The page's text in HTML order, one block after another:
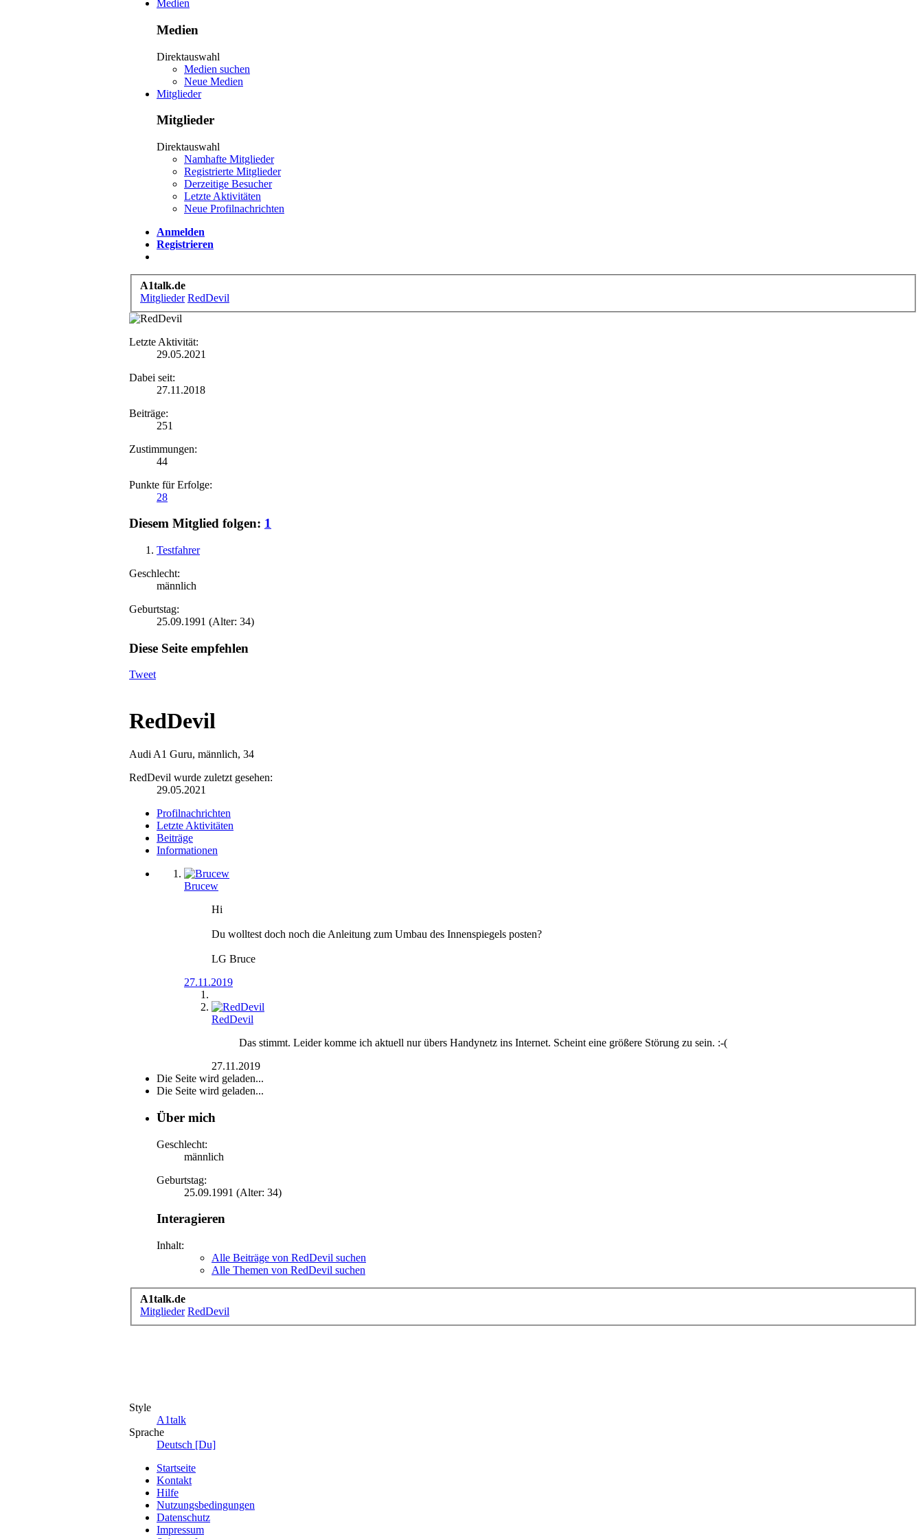
Medien
Medien
Direktauswahl
Medien suchen
Neue Medien
Mitglieder
Mitglieder
Direktauswahl
Namhafte Mitglieder
Registrierte Mitglieder
Derzeitige Besucher
Letzte Aktivitäten
Neue Profilnachrichten
Anmelden
Registrieren
A1talk.de
Mitglieder RedDevil
Letzte Aktivität:
29.05.2021
Dabei seit:
27.11.2018
Beiträge:
251
Zustimmungen:
44
Punkte für Erfolge:
28
Diesem Mitglied folgen: 1
Testfahrer
Geschlecht:
männlich
Geburtstag:
25.09.1991 (Alter: 34)
Diese Seite empfehlen
Tweet
RedDevil
Audi A1 Guru, männlich, 34
RedDevil wurde zuletzt gesehen:
29.05.2021
Profilnachrichten
Letzte Aktivitäten
Beiträge
Informationen
Brucew
Hi
Du wolltest doch noch die Anleitung zum Umbau des Innenspiegels posten?
LG Bruce
27.11.2019
RedDevil
Das stimmt. Leider komme ich aktuell nur übers Handynetz ins Internet. Scheint eine größere Störung zu sein. :-(
27.11.2019
Die Seite wird geladen...
Die Seite wird geladen...
Über mich
Geschlecht:
männlich
Geburtstag:
25.09.1991 (Alter: 34)
Interagieren
Inhalt:
Alle Beiträge von RedDevil suchen
Alle Themen von RedDevil suchen
A1talk.de
Mitglieder RedDevil
Style
A1talk
Sprache
Deutsch [Du]
Startseite
Kontakt
Hilfe
Nutzungsbedingungen
Datenschutz
Impressum